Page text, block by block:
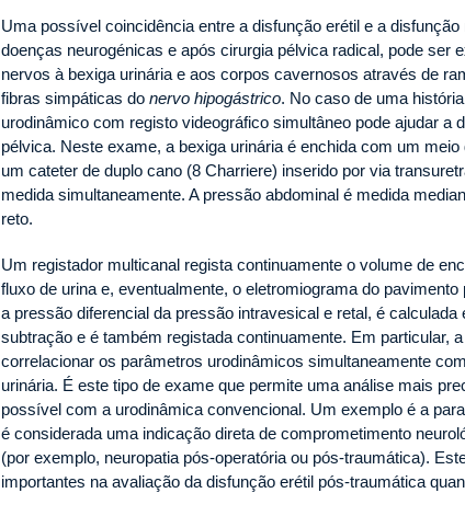
Uma possível coincidência entre a disfunção erétil e a
doenças neurogénicas e após cirurgia pélvica radical, pode ser
nervos à bexiga urinária e aos corpos cavernosos através de
fibras simpáticas do nervo hipogástrico. No caso de uma
urodinâmico com registo videográfico simultâneo pode ajudar a
pélvica. Neste exame, a bexiga urinária é enchida com um
um cateter de duplo cano (8 Charriere) inserido por via
medida simultaneamente. A pressão abdominal é medida
reto.
Um registador multicanal regista continuamente o volume de
fluxo de urina e, eventualmente, o eletromiograma do
a pressão diferencial da pressão intravesical e retal, é
subtração e é também registada continuamente. Em particular,
correlacionar os parâmetros urodinâmicos simultaneamente
urinária. É este tipo de exame que permite uma análise mais
possível com a urodinâmica convencional. Um exemplo é a
é considerada uma indicação direta de comprometimento
(por exemplo, neuropatia pós-operatória ou pós-traumática).
importantes na avaliação da disfunção erétil pós-traumática